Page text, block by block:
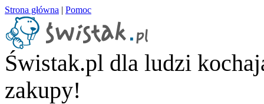
Strona główna | Pomoc
Świstak.pl dla ludzi
zakupy!